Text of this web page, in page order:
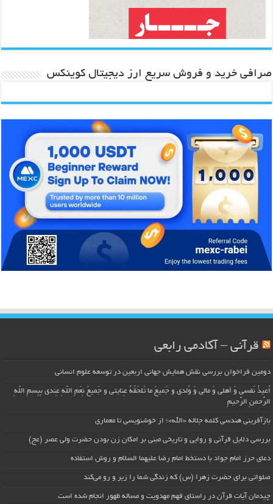
صرافی خرید و فروش سریع ارز دیجیتال کوینکس
قرآنی – آکادمی رابعی
دومین فراخوان بررسی نقش همایش جهانی اربعین در توسعه علوم انسانی
اُعیذُ نَفسی وَ أهلی وَ مالی وَ وُلدی و جَمیعَ ما تَلحَقُهُ عِنایتی و جَمیعَ نِعَمِ اللّهِ عِندی بِبِسمِ اللّهِ
الرَّحمنِ الرَّحیمِ
بازآفرینی هندسی کلمه جلاله «الله»؛ از خوشنویسی تا معماری
بررسی دلایل قرآنی و روایی و تاریخی مبنی بر امکان زن بودن حضرت ولی عصر (عج)
دعای حرز امام جواد با دستخط امام رضا علیهما السلام و روش استفاده
صلواتی برای حضرت زهرا (س) که زندگی شما را زیر و رو می‌کند
چیدمان آیات قرآن در راستای فهم مهدویت و مساله ظهور انجام شده است